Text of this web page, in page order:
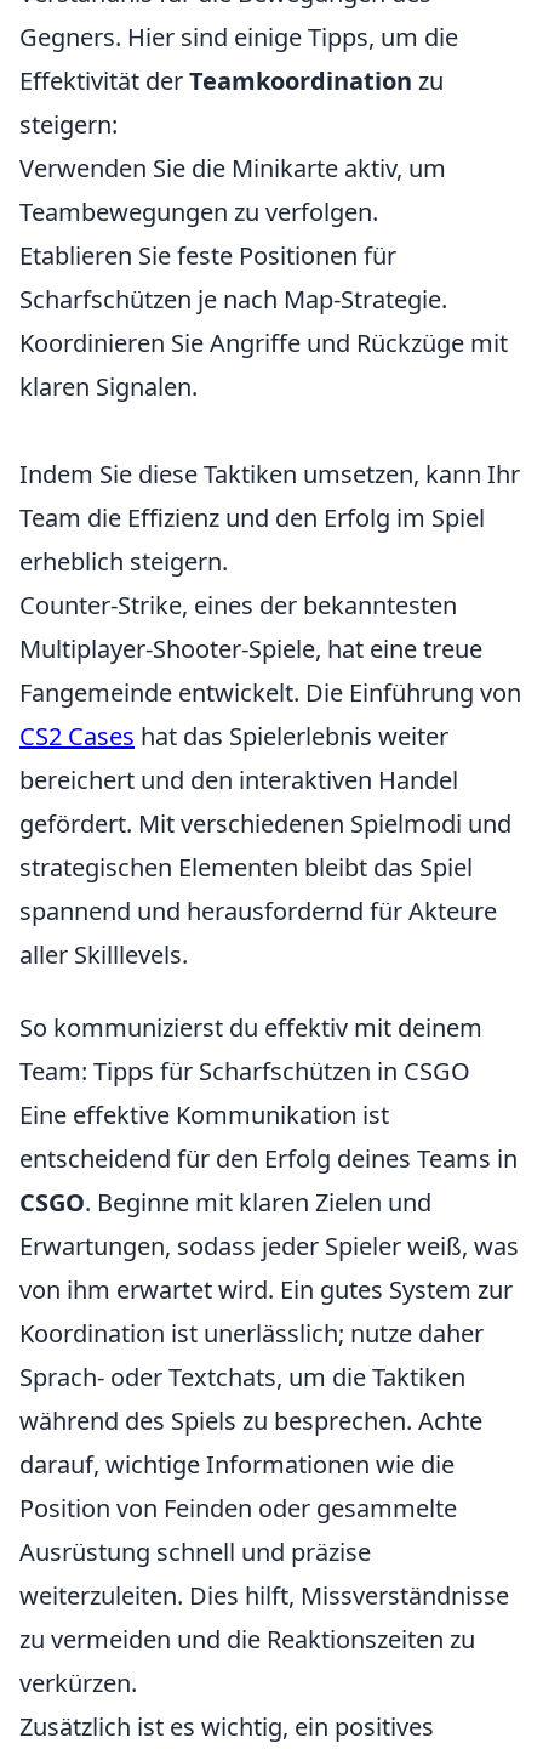
Gegners. Hier sind einige Tipps, um die
Effektivität derTeamkoordination zu
steigern:
Verwenden Sie die Minikarte aktiv, um
Teambewegungen zu verfolgen.
Etablieren Sie feste Positionen für
Scharfschützen je nach Map-Strategie.
Koordinieren Sie Angriffe und Rückzüge mit
klaren Signalen.
Indem Sie diese Taktiken umsetzen, kann Ihr
Team die Effizienz und den Erfolg im Spiel
erheblich steigern.
Counter-Strike, eines der bekanntesten
Multiplayer-Shooter-Spiele, hat eine treue
Fangemeinde entwickelt. Die Einführung von
CS2 Cases hat das Spielerlebnis weiter
bereichert und den interaktiven Handel
gefördert. Mit verschiedenen Spielmodi und
strategischen Elementen bleibt das Spiel
spannend und herausfordernd für Akteure
aller Skilllevels.
So kommunizierst du effektiv mit deinem
Team: Tipps für Scharfschützen in CSGO
Eine effektive Kommunikation ist
entscheidend für den Erfolg deines Teams in
CSGO. Beginne mit klaren Zielen und
Erwartungen, sodass jeder Spieler weiß, was
von ihm erwartet wird. Ein gutes System zur
Koordination ist unerlässlich; nutze daher
Sprach- oder Textchats, um die Taktiken
während des Spiels zu besprechen. Achte
darauf, wichtige Informationen wie die
Position von Feinden oder gesammelte
Ausrüstung schnell und präzise
weiterzuleiten. Dies hilft, Missverständnisse
zu vermeiden und die Reaktionszeiten zu
verkürzen.
Zusätzlich ist es wichtig, ein positives